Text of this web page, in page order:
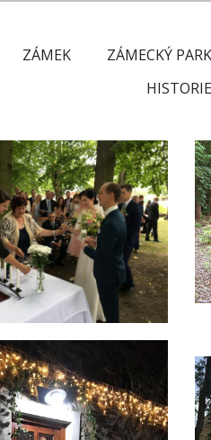
ZÁMEK ZÁMECKÝ PARK
HISTORIE